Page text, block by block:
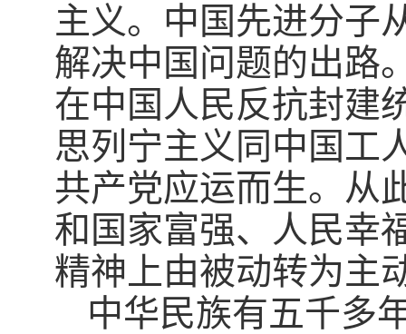
主义。中国先进分子
解决中国问题的出路
在中国人民反抗封建
思列宁主义同中国工
共产党应运而生。从
和国家富强、人民幸
精神上由被动转为主
中华民族有五千多